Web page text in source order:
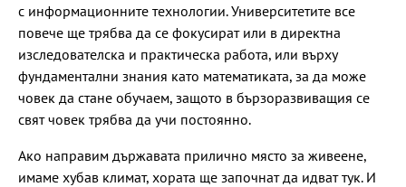
с информационните технологии. Университетите все
повече ще трябва да се фокусират или в директна
изследователска и практическа работа, или върху
фундаментални знания като математиката, за да може
човек да стане обучаем, защото в бързоразвиващия се
свят човек трябва да учи постоянно.
Ако направим държавата прилично място за живеене,
имаме хубав климат, хората ще започнат да идват тук. И